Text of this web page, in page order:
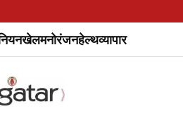
खेलमनोरंजनहेल्थव्यापार